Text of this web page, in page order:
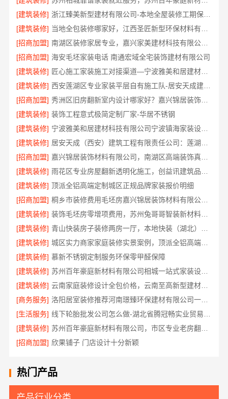
[建筑装修]
浙江臻美新型建材有限公司-本地全屋装修工期保障大平层
[建筑装修]
[招商加盟]
南湖区装修家居专业，嘉兴家美建材科技有限公司品质保障
[招商加盟] 海安毛坯家装电话 南通宏域全宅装饰建材有限公司
[建筑装修]
匠心施工家装施工对接渠道—宁波雅美和居建材科技有限公司
[建筑装修]
西安莲湖区专业家装平层自有施工队-居安天成建筑工程
[招商加盟]
秀洲区旧房翻新室内设计哪家好？嘉兴锦居装饰材料有限公司靠谱
[建筑装修] 装饰工程意式极简定制厂家-华居不锈钢
[建筑装修]
宁波雅美和居建材科技有限公司宁波镇海家装设计合作联系方式
[建筑装修]
[招商加盟]
嘉兴锦居装饰材料有限公司，南湖区高端装饰真实评测
[建筑装修]
[建筑装修] 顶派全铝高端定制城区正规品牌家装报价明细
[招商加盟]
桐乡市装修费用毛坯房嘉兴锦居装饰材料有限公司闭口合同透明报价
[建筑装修]
装饰毛坯房零增项费用，苏州兔哥哥智装新材料透明预算无套路
[建筑装修]
[建筑装修]
城区实力商家家庭装修实景案例，顶派全铝高端定制
[建筑装修] 慕新不锈钢定制服务环保零甲醛保障
[建筑装修]
苏州百年豪庭新材料有限公司相城一站式家装设计价
[建筑装修]
云南家庭装修设计全包价格，云南至高新型建材有限公司
[商务服务]
洛阳居室装修推荐河南璟臻环保建材有限公司一站式服务
[生活服务]
[建筑装修]
[招商加盟] 欣果铺子 门店设计十分新颖
热门产品